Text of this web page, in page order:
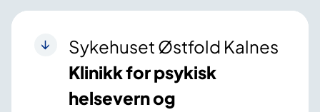
Sykehuset Østfold Kalnes
Klinikk for psykisk
helsevern og